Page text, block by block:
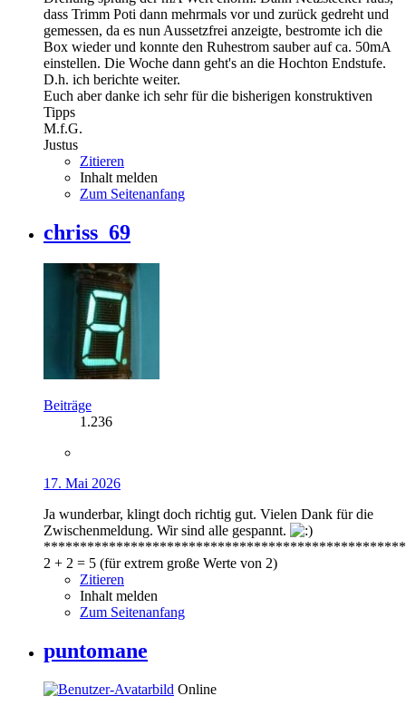
dass Trimm Poti dann mehrmals vor und zurück gedreht und
gemessen, da es nun Aussetzfrei anzeigte, bestromte ich die
Box wieder und konnte den Ruhestrom sauber auf ca. 50mA
einstellen. Die Woche dann geht's an die Hochton Endstufe.
D.h. ich berichte weiter.
Euch aber danke ich sehr für die bisherigen konstruktiven
Tipps
M.f.G.
Justus
Zitieren
Inhalt melden
Zum Seitenanfang
chriss_69
Beiträge
1.236
17. Mai 2026
Ja wunderbar, klingt doch richtig gut. Vielen Dank für die
Zwischenmeldung. Wir sind alle gespannt.
**************************************************
2 + 2 = 5 (für extrem große Werte von 2)
Zitieren
Inhalt melden
Zum Seitenanfang
puntomane
Online